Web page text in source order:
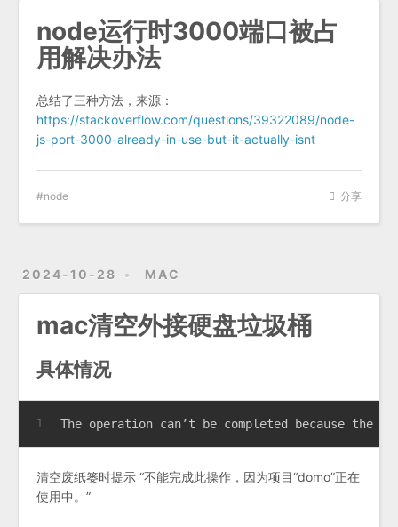
node运行时3000端口被占
用解决办法
总结了三种方法，来源：
https://stackoverflow.com/questions/39322089/node-
js-port-3000-already-in-use-but-it-actually-isnt
分享
node
2024-10-28 MAC
mac清空外接硬盘垃圾桶
具体情况
1 The operation can’t be completed because the
清空废纸篓时提示 “不能完成此操作，因为项目“domo”正在
使用中。”